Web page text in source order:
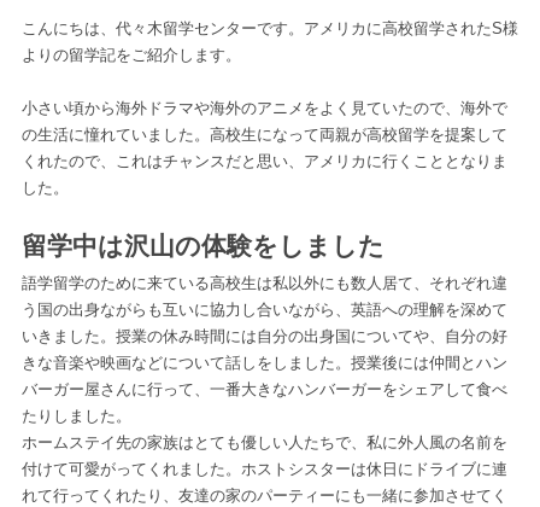
こんにちは、代々木留学センターです。アメリカに高校留学されたS様
よりの留学記をご紹介します。
小さい頃から海外ドラマや海外のアニメをよく見ていたので、海外で
の生活に憧れていました。高校生になって両親が高校留学を提案して
くれたので、これはチャンスだと思い、アメリカに行くこととなりま
した。
留学中は沢山の体験をしました
語学留学のために来ている高校生は私以外にも数人居て、それぞれ違
う国の出身ながらも互いに協力し合いながら、英語への理解を深めて
いきました。授業の休み時間には自分の出身国についてや、自分の好
きな音楽や映画などについて話しをしました。授業後には仲間とハン
バーガー屋さんに行って、一番大きなハンバーガーをシェアして食べ
たりしました。
ホームステイ先の家族はとても優しい人たちで、私に外人風の名前を
付けて可愛がってくれました。ホストシスターは休日にドライブに連
れて行ってくれたり、友達の家のパーティーにも一緒に参加させてく